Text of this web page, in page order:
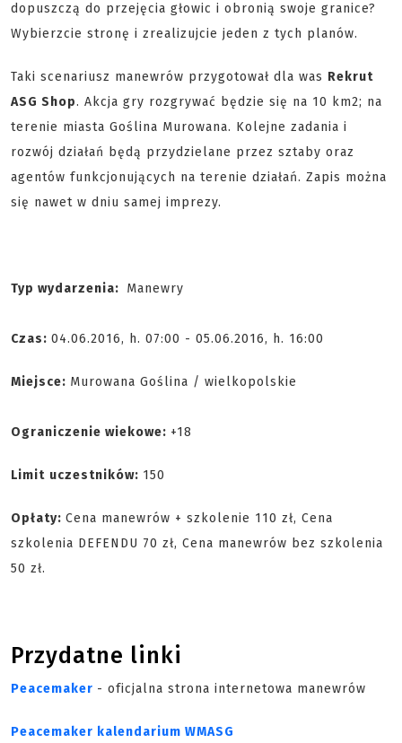
dopuszczą do przejęcia głowic i obronią swoje granice?
Wybierzcie stronę i zrealizujcie jeden z tych planów.
Taki scenariusz manewrów przygotował dla was Rekrut
ASG Shop. Akcja gry rozgrywać będzie się na 10 km2; na
terenie miasta Goślina Murowana. Kolejne zadania i
rozwój działań będą przydzielane przez sztaby oraz
agentów funkcjonujących na terenie działań. Zapis można
się nawet w dniu samej imprezy.
Typ wydarzenia: Manewry
Czas: 04.06.2016, h. 07:00 - 05.06.2016, h. 16:00
Miejsce: Murowana Goślina / wielkopolskie
Ograniczenie wiekowe: +18
Limit uczestników: 150
Opłaty: Cena manewrów + szkolenie 110 zł, Cena
szkolenia DEFENDU 70 zł, Cena manewrów bez szkolenia
50 zł.
Przydatne linki
Peacemaker - oficjalna strona internetowa manewrów
Peacemaker kalendarium WMASG